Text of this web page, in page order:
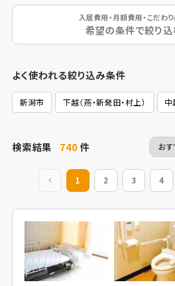
入居費用・月額費用・こだわ
希望の条件で絞り
よく使われる絞り込み条件
新潟市 下越（燕・新発田・村上） 中
検索結果 740件
前の20件
1 2 3 4